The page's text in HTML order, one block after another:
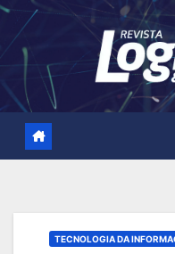
Skip
content
TECNOLOGIA DA